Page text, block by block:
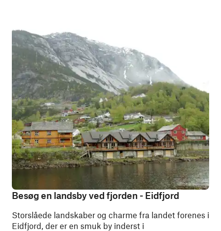
Besøg en landsby ved fjorden - Eidfjord
Storslåede landskaber og charme fra landet forenes i
Eidfjord, der er en smuk by inderst i